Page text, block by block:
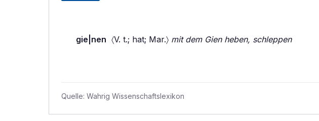
gie|nen 〈V. t.; hat; Mar.〉 mit dem Gien heben, schleppen
Quelle: Wahrig Wissenschaftslexikon